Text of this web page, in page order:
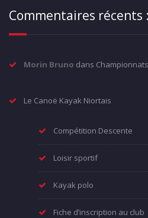
Commentaires récents :
Morin Bruno dans
Le Canoë Kayak Niortais
Compétition Descente
Loisir sportif
Kayak polo
Fiche d’inscription au club